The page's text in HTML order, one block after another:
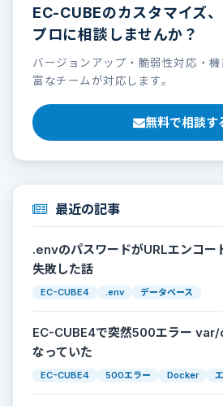
EC-CUBEのカスタマイズ、
プロに相談しませんか？
バージョンアップ・脆弱性対応・
富なチームが対応します。
無料で相談す
最近の記事
.envのパスワードがURLエンコ
失敗した話
EC-CUBE4 .env データベース
EC-CUBE4で突然500エラー
なっていた
EC-CUBE4 500エラー Docker